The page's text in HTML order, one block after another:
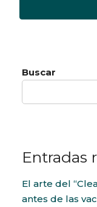
Buscar
Entradas
El arte del
antes de las